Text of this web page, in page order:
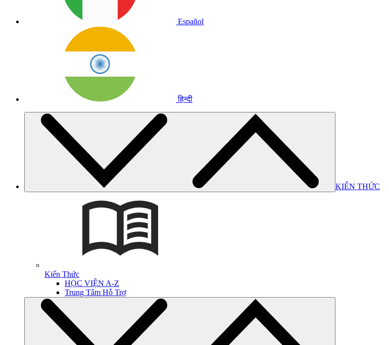
Español
हिन्दी
KIẾN THỨC
Kiến Thức
HỌC VIỆN A-Z
Trung Tâm Hỗ Trợ